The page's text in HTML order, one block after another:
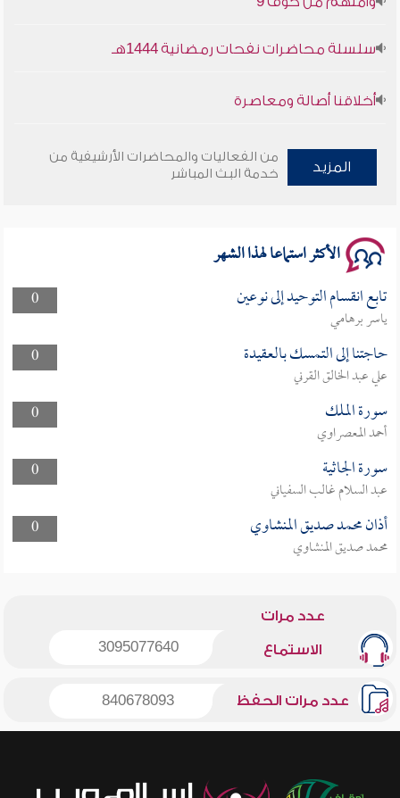
سلسلة محاضرات نفحات رمضانية 1444هـ
المزيد
من الفعاليات والمحاضرات الأرشيفية من
خدمة البث المباشر
الأكثر استماعا لهذا الشهر
0 تابع انقسام التوحيد إلى نوعين
ياسر برهامي
0
حاجتنا إلى التمسك بالعقيدة
علي عبد الخالق القرني
0
سورة الملك
أحمد المعصراوي
0
سورة الجاثية
عبد السلام غالب السفياني
0
أذان محمد صديق المنشاوي
محمد صديق المنشاوي
عدد مرات
الاستماع 3095077640
عدد مرات الحفظ 840678093